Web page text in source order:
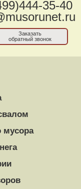
35-40
Заказать
обратный звонок
мусора